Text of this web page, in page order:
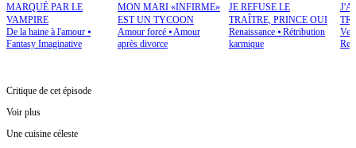
MARQUÉ PAR LE
VAMPIRE
De la haine à l'amour ⦁
Fantasy Imaginative
MON MARI «INFIRME»
EST UN TYCOON
Amour forcé⦁Amour
après divorce
JE REFUSE LE
TRAÎTRE, PRINCE OUI
Renaissance⦁ Rétribution
karmique
Critique de cet épisode
Voir plus
Une cuisine céleste